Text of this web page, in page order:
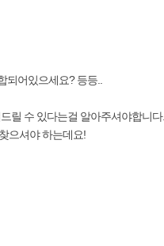
어있으세요? 등등..
릴 수 있다는걸 알아주셔야합니다.
으셔야 하는데요!